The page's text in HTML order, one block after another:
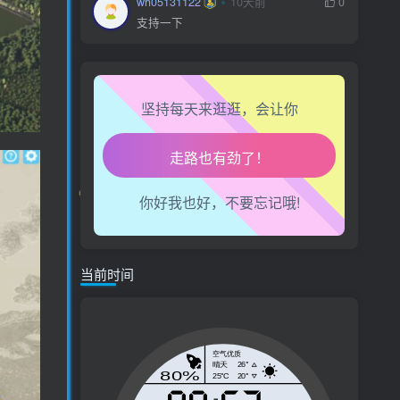
支持一下
坚持每天来逛逛，会让你
生活也美好了！
心情也舒畅了！
走路也有劲了！
你好我也好，不要忘记哦!
当前时间